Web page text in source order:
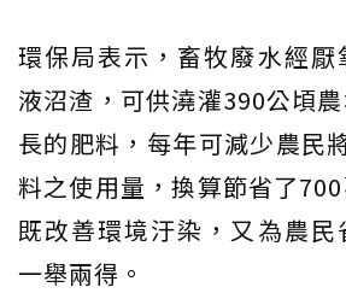
環保局表示，畜牧廢水經厭
液沼渣，可供澆灌390公頃
長的肥料，每年可減少農民
料之使用量，換算節省了700
既改善環境汙染，又為農民
一舉兩得。